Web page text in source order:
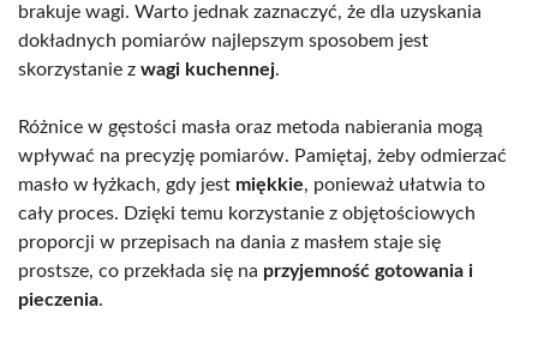
brakuje wagi. Warto jednak zaznaczyć, że dla uzyskania
dokładnych pomiarów najlepszym sposobem jest
skorzystanie z wagi kuchennej.
Różnice w gęstości masła oraz metoda nabierania mogą
wpływać na precyzję pomiarów. Pamiętaj, żeby odmierzać
masło w łyżkach, gdy jest miękkie, ponieważ ułatwia to
cały proces. Dzięki temu korzystanie z objętościowych
proporcji w przepisach na dania z masłem staje się
prostsze, co przekłada się na przyjemność gotowania i
pieczenia.